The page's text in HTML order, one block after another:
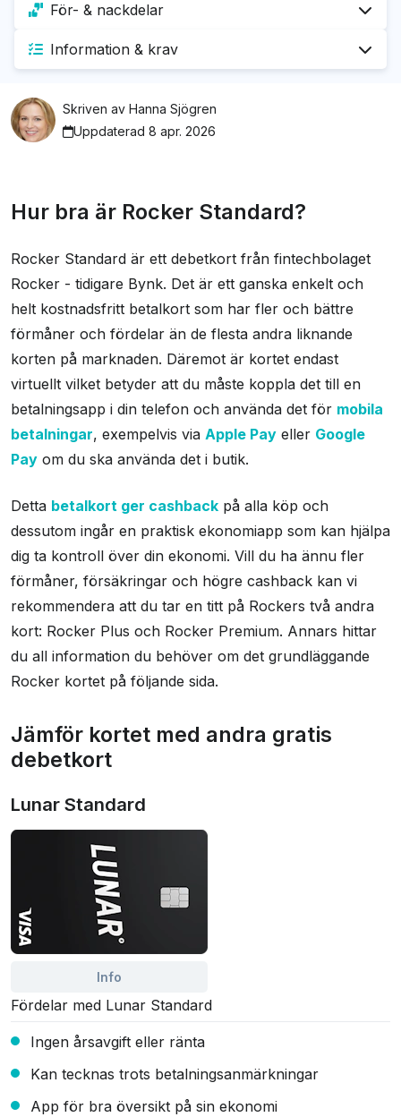
Skriven av Hanna Sjögren
Uppdaterad 8 apr. 2026
För- & nackdelar
Fördelar
Gratis debetkort med cashback
Praktisk ekonomiapp som hjälper dig i vardagen
mobilen
Ingen tillhörande försäkring alls
Information & krav
Krav
Du måste vara minst 18 gammal
Google Pay
Information
Betalnätverk visa
Effektiv ränta 0,00 %
Uttagsavgift
Faktureringsavgift 0 kr
Reseförsäkring
Hur bra är Rocker Standard?
Rocker Standard är ett debetkort från fintechbolaget
Rocker - tidigare Bynk. Det är ett ganska enkelt och
helt kostnadsfritt betalkort som har fler och bättre
förmåner och fördelar än de flesta andra liknande
korten på marknaden. Däremot är kortet endast
virtuellt vilket betyder att du måste koppla det till en
betalningsapp i din telefon och använda det för mobila
betalningar, exempelvis via Apple Pay eller Google
Pay om du ska använda det i butik.
Detta betalkort ger cashback på alla köp och
dessutom ingår en praktisk ekonomiapp som kan hjälpa
dig ta kontroll över din ekonomi. Vill du ha ännu fler
förmåner, försäkringar och högre cashback kan vi
rekommendera att du tar en titt på Rockers två andra
kort: Rocker Plus och Rocker Premium. Annars hittar
du all information du behöver om det grundläggande
Rocker kortet på följande sida.
Jämför kortet med andra gratis
debetkort
Lunar Standard
Info
Fördelar med Lunar Standard
Ingen årsavgift eller ränta
Kan tecknas trots betalningsanmärkningar
App för bra översikt på sin ekonomi